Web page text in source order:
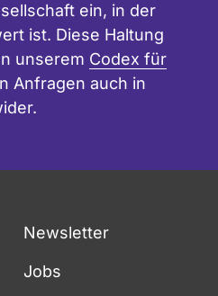
ein, in der
ist. Diese Haltung
unserem Codex für
Anfragen auch in
Newsletter
Jobs